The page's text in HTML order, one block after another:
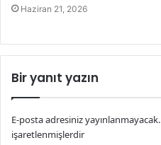
Haziran 21, 2026
Bir yanıt yazın
E-posta adresiniz yayınlanmayacak.
işaretlenmişlerdir